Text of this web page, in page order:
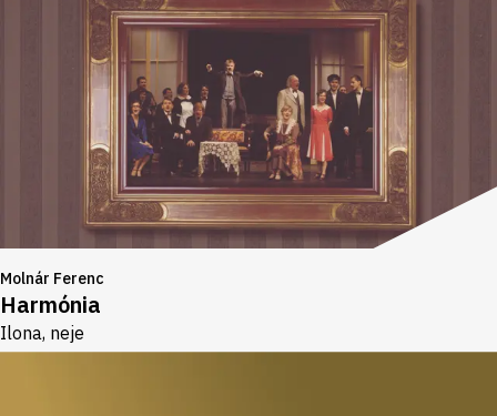
Molnár Ferenc
Harmónia
Ilona, neje